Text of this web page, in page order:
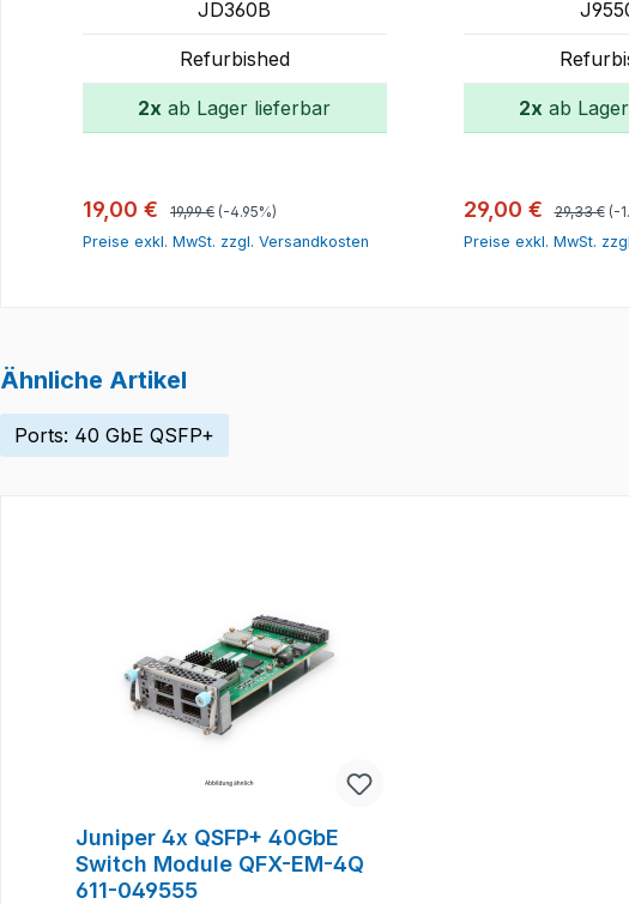
JD360B
Refurbished
2x ab Lager lieferbar
Verkaufspreis:
19,00 € Regulärer Preis:
19,99 € (-4.95%)
Preise exkl. MwSt. zzgl. Versandkosten
2x ab
Verkaufspreis:
29,00 € Regulärer
29,33 € (-
Preise exkl. MwSt.
Ähnliche Artikel
Ports: 40 GbE QSFP+
Juniper 4x QSFP+ 40GbE
Switch Module QFX-EM-4Q
611-049555